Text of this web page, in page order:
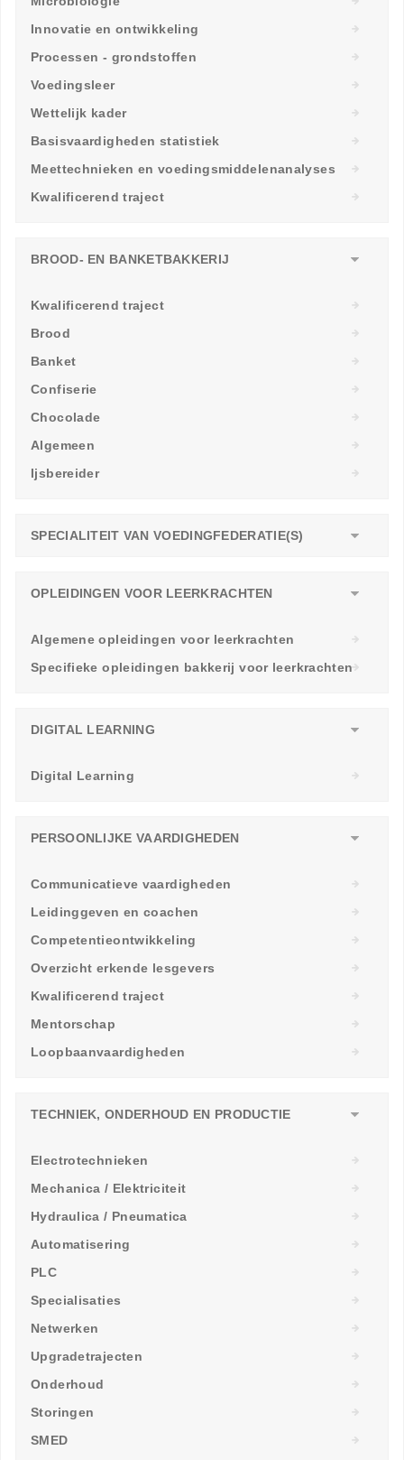
Innovatie en ontwikkeling
Processen - grondstoffen
Voedingsleer
Wettelijk kader
Basisvaardigheden statistiek
Meettechnieken en voedingsmiddelenanalyses
Kwalificerend traject
BROOD- EN BANKETBAKKERIJ
Kwalificerend traject
Brood
Banket
Confiserie
Chocolade
Algemeen
Ijsbereider
SPECIALITEIT VAN VOEDINGFEDERATIE(S)
OPLEIDINGEN VOOR LEERKRACHTEN
Algemene opleidingen voor leerkrachten
Specifieke opleidingen bakkerij voor leerkrachten
DIGITAL LEARNING
Digital Learning
PERSOONLIJKE VAARDIGHEDEN
Communicatieve vaardigheden
Leidinggeven en coachen
Competentieontwikkeling
Overzicht erkende lesgevers
Kwalificerend traject
Mentorschap
Loopbaanvaardigheden
TECHNIEK, ONDERHOUD EN PRODUCTIE
Electrotechnieken
Mechanica / Elektriciteit
Hydraulica / Pneumatica
Automatisering
PLC
Specialisaties
Netwerken
Upgradetrajecten
Onderhoud
Storingen
SMED